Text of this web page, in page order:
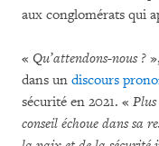
aux conglomérats qui
« Qu’attendons-nous ? »,
dans un discours
sécurité en 2021. «
conseil échoue dans sa